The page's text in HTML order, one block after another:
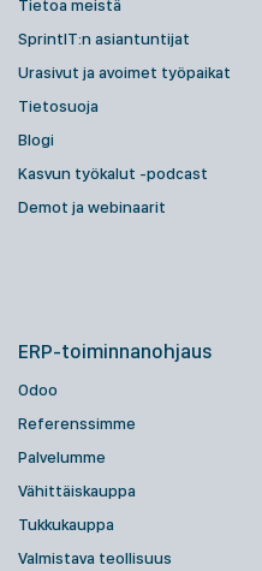
Tietoa meistä
SprintIT:n asiantuntijat
Urasivut ja avoimet työpaikat
Tietosuoja
Blogi
Kasvun työkalut -podcast
Demot ja webinaarit
ERP-toiminnanohjaus
Odoo
Referenssimme
Palvelumme
Vähittäiskauppa
Tukkukauppa
Valmistava teollisuus